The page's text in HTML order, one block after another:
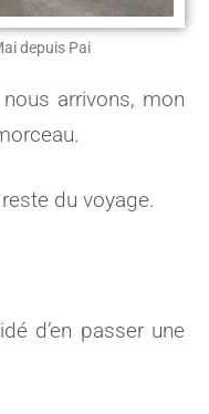
depuis Pai
arrivons, mon
du voyage.
d’en passer une